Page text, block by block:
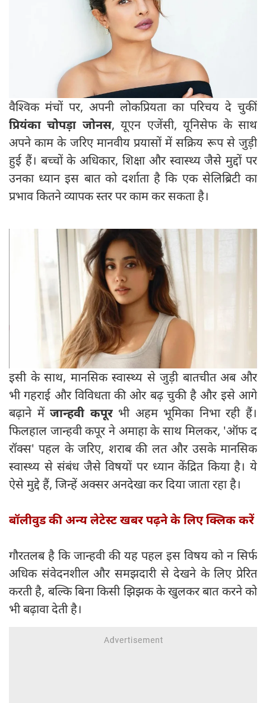
वैश्विक मंचों पर, अपनी लोकप्रियता का परिचय दे चुकीं
प्रियंका चोपड़ा जोनस, यूएन एजेंसी, यूनिसेफ के साथ
अपने काम के जरिए मानवीय प्रयासों में सक्रिय रूप से जुड़ी
हुई हैं। बच्चों के अधिकार, शिक्षा और स्वास्थ्य जैसे मुद्दों पर
उनका ध्यान इस बात को दर्शाता है कि एक सेलिब्रिटी का
प्रभाव कितने व्यापक स्तर पर काम कर सकता है।
इसी के साथ, मानसिक स्वास्थ्य से जुड़ी बातचीत अब और
भी गहराई और विविधता की ओर बढ़ चुकी है और इसे आगे
बढ़ाने मेंजान्हवी कपूर भी अहम भूमिका निभा रही हैं।
फिलहाल जान्हवी कपूर ने अमाहा के साथ मिलकर, 'ऑफ द
रॉक्स' पहल के जरिए, शराब की लत और उसके मानसिक
स्वास्थ्य से संबंध जैसे विषयों पर ध्यान केंद्रित किया है। ये
ऐसे मुद्दे हैं, जिन्हें अक्सर अनदेखा कर दिया जाता रहा है।
बॉलीवुड की अन्य लेटेस्ट खबर पढ़ने के लिए क्लिक करें
गौरतलब है कि जान्हवी की यह पहल इस विषय को न सिर्फ
अधिक संवेदनशील और समझदारी से देखने के लिए प्रेरित
करती है, बल्कि बिना किसी झिझक के खुलकर बात करने को
भी बढ़ावा देती है।